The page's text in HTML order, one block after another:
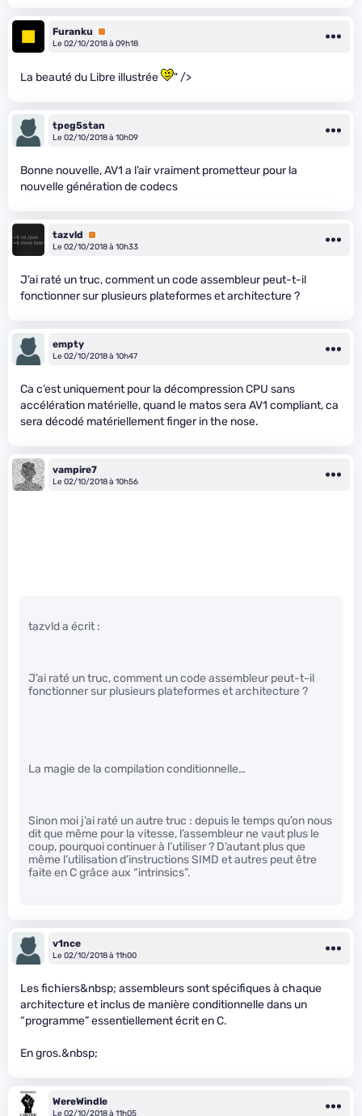
Furanku
Premium
Le 02/10/2018 à 09h18
La beauté du Libre illustrée " />
tpeg5stan
Le 02/10/2018 à 10h09
Bonne nouvelle, AV1 a l’air vraiment prometteur pour la
nouvelle génération de codecs
tazvld
Premium
Le 02/10/2018 à 10h33
J’ai raté un truc, comment un code assembleur peut-t-il
fonctionner sur plusieurs plateformes et architecture ?
empty
Le 02/10/2018 à 10h47
Ca c’est uniquement pour la décompression CPU sans
accélération matérielle, quand le matos sera AV1 compliant, ca
sera décodé matériellement finger in the nose.
vampire7
Le 02/10/2018 à 10h56
tazvld a écrit :
J’ai raté un truc, comment un code assembleur peut-t-il
fonctionner sur plusieurs plateformes et architecture ?
La magie de la compilation conditionnelle…
Sinon moi j’ai raté un autre truc : depuis le temps qu’on nous
dit que même pour la vitesse, l’assembleur ne vaut plus le
coup, pourquoi continuer à l’utiliser ? D’autant plus que
même l’utilisation d’instructions SIMD et autres peut être
faite en C grâce aux “intrinsics”.
v1nce
Le 02/10/2018 à 11h00
Les fichiers&nbsp; assembleurs sont spécifiques à chaque
architecture et inclus de manière conditionnelle dans un
“programme” essentiellement écrit en C.
En gros.&nbsp;
WereWindle
Le 02/10/2018 à 11h05